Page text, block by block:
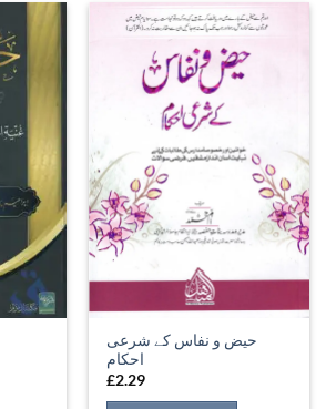
حیض و نفاس کے شرعی
احکام
£2.29